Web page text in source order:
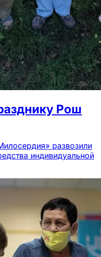
Рош
развозили
индивидуальной